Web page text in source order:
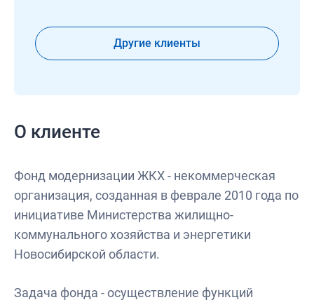
Другие клиенты
О клиенте
Фонд модернизации ЖКХ - некоммерческая
организация, созданная в феврале 2010 года по
инициативе Министерства жилищно-
коммунального хозяйства и энергетики
Новосибирской области.
Задача фонда - осуществление функций